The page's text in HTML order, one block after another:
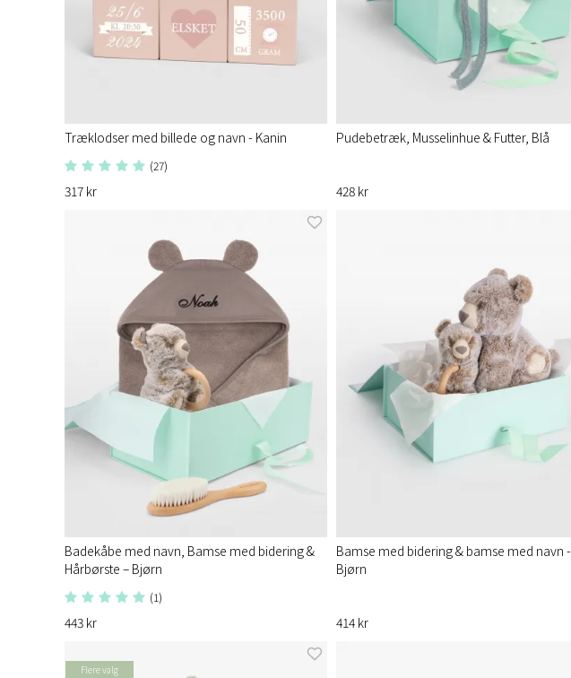
Træklodser med billede og navn - Kanin
(27)
317 kr
Pudebetræk, Musselinhue & Futter, Blå
428 kr
Badekåbe med navn, Bamse med bidering &
Hårbørste – Bjørn
(1)
443 kr
Bamse med bidering & bamse med navn -
Bjørn
414 kr
Flere valg